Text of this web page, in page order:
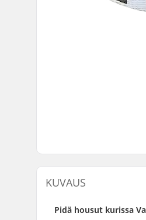
KUVAUS
Pidä housut kurissa